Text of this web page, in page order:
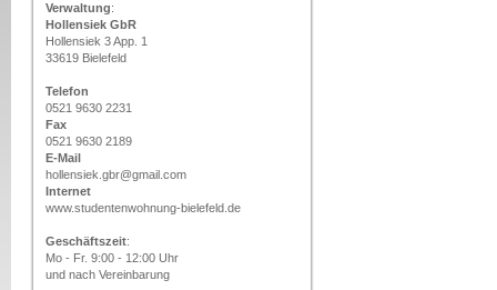
Verwaltung:
Hollensiek GbR
Hollensiek 3 App. 1
33619 Bielefeld
Telefon
0521 9630 2231
Fax
0521 9630 2189
E-Mail
hollensiek.gbr@gmail.com
Internet
www.studentenwohnung-bielefeld.de
Geschäftszeit:
Mo - Fr. 9:00 - 12:00 Uhr
und nach Vereinbarung